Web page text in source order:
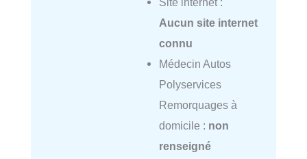
Aucun site internet
connu
Médecin Autos
Polyservices
Remorquages à
domicile : non
renseigné